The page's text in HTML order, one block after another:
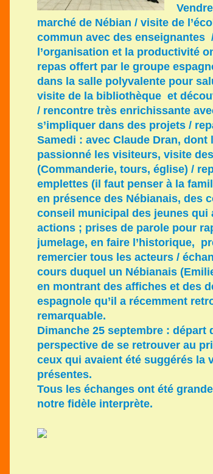
marché de Nébian / visite de
commun avec des
l’organisation et la productivité
repas offert par le groupe
dans la salle polyvalente pour
visite de la bibliothèque et
/ rencontre très enrichissante
s’impliquer dans des projets /
Samedi : avec Claude Dran,
passionné les visiteurs, visite
(Commanderie, tours, église) /
emplettes (il faut penser à la
en présence des Nébianais, des
conseil municipal des jeunes qui
actions ; prises de parole pour
jumelage, en faire l’historique,
remercier tous les acteurs /
cours duquel un Nébianais
en montrant des affiches et des
espagnole qu’il a récemment
remarquable.
Dimanche 25 septembre : départ
perspective de se retrouver au
ceux qui avaient été suggérés la
présentes.
Tous les échanges ont été
notre fidèle interprète.